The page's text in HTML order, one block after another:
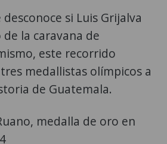
si Luis Grijalva
la caravana de
este recorrido
medallistas olímpicos a
de Guatemala.
medalla de oro en